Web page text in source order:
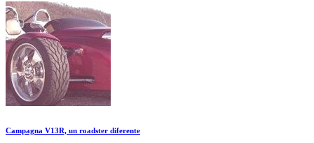
Campagna V13R, un roadster diferente